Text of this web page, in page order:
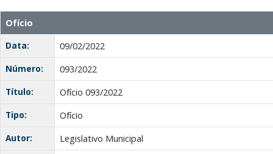
Ofício
Data:
09/02/2022
Número:
093/2022
Título:
Ofício 093/2022
Tipo:
Ofício
Autor:
Legislativo Municipal